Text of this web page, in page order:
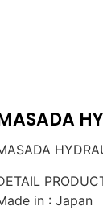
in : Japan